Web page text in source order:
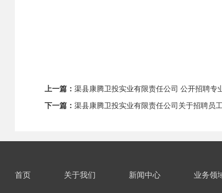
上一篇： 渠县康腾卫投实业有限责任公司 公开招聘专
下一篇： 渠县康腾卫投实业有限责任公司关于招聘员
首页 关于我们 新闻中心 业务领